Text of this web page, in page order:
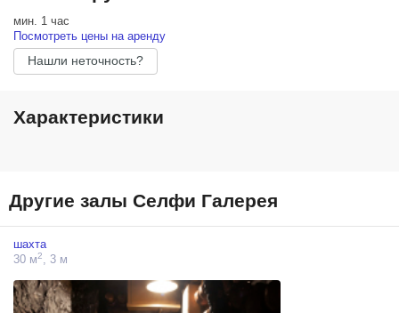
мин. 1 час
Посмотреть цены на аренду
Нашли неточность?
Характеристики
Другие залы Селфи Галерея
шахта
30 м2, 3 м